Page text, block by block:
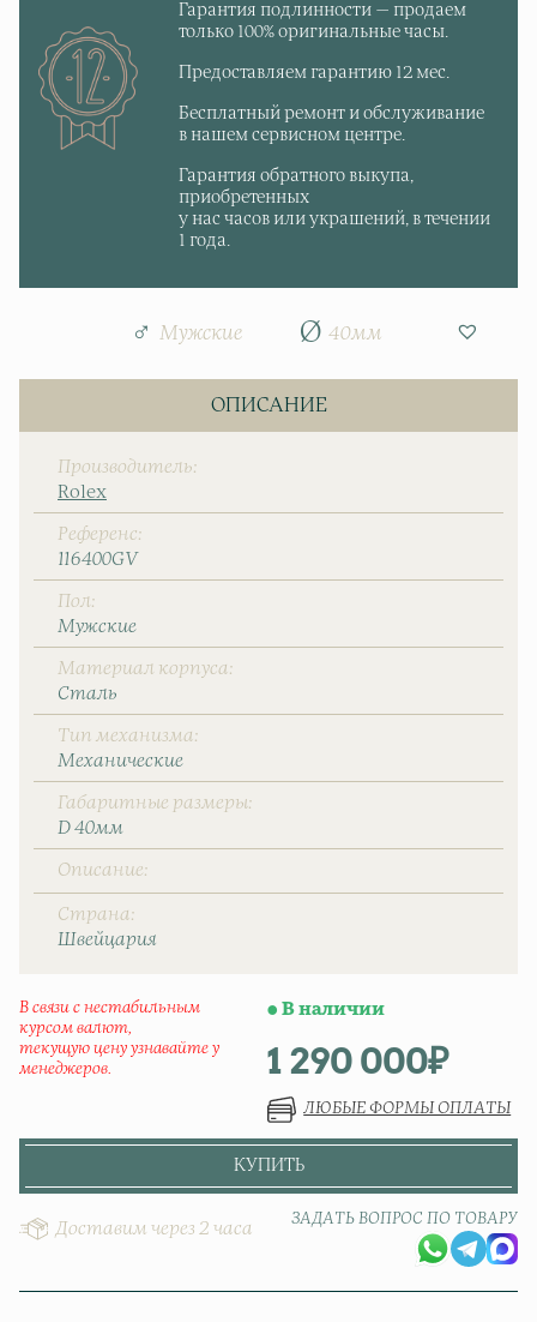
Гарантия подлинности — продаем
только 100% оригинальные часы.
Предоставляем гарантию 12 мес.
Бесплатный ремонт и обслуживание
в нашем сервисном центре.
Гарантия обратного выкупа,
приобретенных
у нас часов или украшений, в течении
1 года.
Мужские 40мм
ОПИСАНИЕ
Производитель
Rolex
Референс
116400GV
Пол
Мужские
Материал корпуса
Сталь
Тип механизма
Механические
Габаритные размеры
D 40мм
Описание
Страна
Швейцаpия
В связи с нестабильным
курсом валют,
текущую цену узнавайте у
менеджеров.
1 290 000₽
В наличии
ЛЮБЫЕ ФОРМЫ ОПЛАТЫ
КУПИТЬ
Доставим через 2 часа
ЗАДАТЬ ВОПРОС ПО ТОВАРУ